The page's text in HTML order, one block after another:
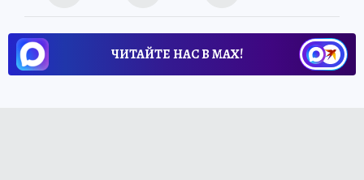
ЧИТАЙТЕ НАС В МАХ!